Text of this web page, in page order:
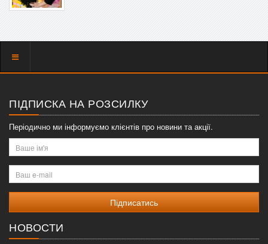
Показать
ПІДПИСКА НА РОЗСИЛКУ
Періодично ми інформуємо клієнтів про новини та акції.
Ваше
ім'я
Ваш
e-
mail
НОВОСТИ